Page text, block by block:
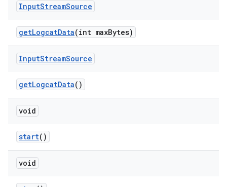
InputStreamSource
getLogcatData(int maxBytes)
InputStreamSource
getLogcatData()
void
start()
void